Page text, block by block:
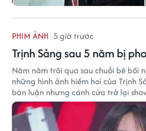
PHIM ẢNH 5 giờ trước
Trịnh Sảng sau 5 năm bị
Năm năm trôi qua sau chuỗi bê bối
những hình ảnh hiếm hoi của Trịnh
bàn luận nhưng cánh cửa trở lại
vời.